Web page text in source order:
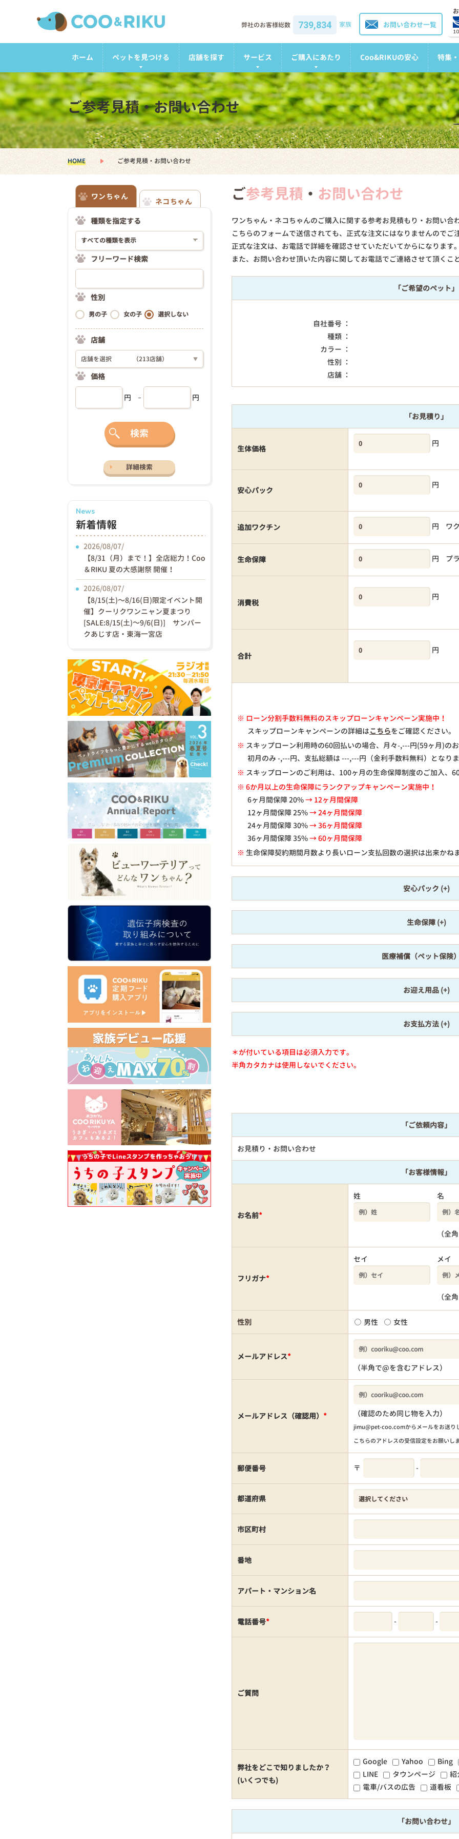
お問い合わせ一覧
弊社のお客様総数 739,834 家族
ホーム ペットを見つける 店舗を探す サービス ご購入にあたり Coo&RIKUの安心 特集
ご参考見積・お問い合わせ
HOME ご参考見積・お問い合わせ
ご参考見積 ・ お問い合わせ
ワンちゃん・ネコちゃんのご購入に関する参考お見積もり・お問い合
こちらのフォームで送信されても、正式な注文にはなりませんのでご
正式な注文は、お電話で詳細を確認させていただいてからになります
また、お問い合わせ頂いた内容に関してお電話でご連絡させて頂く
「ご希望のペット」
自社番号 ：
種類 ：
カラー ：
性別 ：
店舗 ：
「お見積り」
生体価格
円
安心パック
円
追加ワクチン 円 ワ
生命保障 円 プ
消費税
円
合計
円
※ ローン分割手数料無料のスキップローンキャンペーン実施中！
スキップローンキャンペーンの詳細はこちらをご確認ください。
※ スキップローン利用時の60回払いの場合、月々-,---円(59ヶ月)の
初月のみ -,---円、支払総額は ---,---円（金利手数料無料）となり
※ スキップローンのご利用は、100ヶ月の生命保障制度のご加入、
※ 6か月以上の生命保障にランクアップキャンペーン実施中！
6ヶ月間保障 20%→ 12ヶ月間保障
12ヶ月間保障 25%→ 24ヶ月間保障
24ヶ月間保障 30%→ 36ヶ月間保障
36ヶ月間保障 35%→ 60ヶ月間保障
※ 生命保障契約期間月数より長いローン支払回数の選択は出来かね
安心パック
生命保障
医療補償（ペット保険
お迎え用品
お支払方法
＊が付いている項目は必須入力です。
半角カタカナは使用しないでください。
「ご依頼内容」
お見積り・お問い合わせ
「お客様情報」
お名前*
姓 名
（全
フリガナ*
セイ メイ
（全
性別 男性 女性
メールアドレス*
（半角で@を含むアドレス）
メールアドレス（確認用） * （確認のため同じ物を入力）
jimu@pet-coo.comからメールをお送り
こちらのアドレスの受信設定をお願いし
郵便番号 〒 -
都道府県
市区町村
番地
アパート・マンション名
電話番号* - -
ご質問
弊社をどこで知りましたか？
(いくつでも)
Google Yahoo
Bing
LINE
タウンページ
紹
電車/バスの広告
道看板
「お問い合わせ」
ワンちゃん
ネコちゃん
種類を指定する
フリーワード検索
性別
男の子 女の子 選択しない
店舗
店舗を選択 （213店舗） ▼
価格
円 円
検索
詳細検索
News
新着情報
2026/08/07/
【8/31（月）まで！】全店総力！Coo
＆RIKU 夏の大感謝祭 開催！
2026/08/07/
【8/15(土)〜8/16(日)限定イベント開
催】クーリクワンニャン夏まつり
[SALE:8/15(土)～9/6(日)] サンパー
クあじす店・東海一宮店